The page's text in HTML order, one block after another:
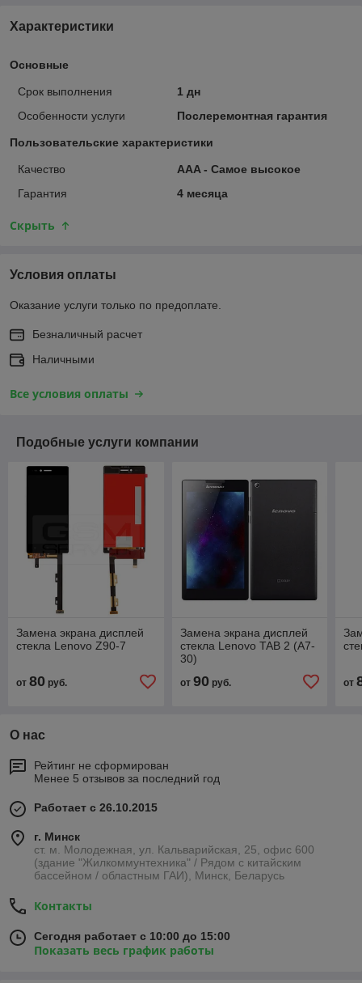
Характеристики
Основные
Срок выполнения
1 дн
Особенности услуги
Послеремонтная гарантия
Пользовательские характеристики
Качество
AAA - Самое высокое
Гарантия
4 месяца
Скрыть
Условия оплаты
Оказание услуги только по предоплате.
Безналичный расчет
Наличными
Все условия оплаты
Подобные услуги компании
Замена экрана дисплей
стекла Lenovo Z90-7
от 80 руб.
Замена экрана дисплей
стекла Lenovo TAB 2 (A7-
30)
от 90руб. от
О нас
Рейтинг не сформирован
Менее 5 отзывов за последний год
Работает с 26.10.2015
г. Минск
ст. м. Молодежная, ул. Кальварийская, 25, офис 600
(здание "Жилкоммунтехника" / Рядом с китайским
бассейном / областным ГАИ), Минск, Беларусь
Контакты
Сегодня работает с 10:00 до 15:00
Показать весь график работы